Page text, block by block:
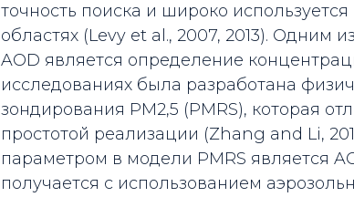
точность поиска и широко
областях (Levy et al., 2007, 2013). Одним
AOD является определение
исследованиях была разработана
зондирования PM2,5 (PMRS), которая
простотой реализации (Zhang and Li,
параметром в модели PMRS является
получается с использованием